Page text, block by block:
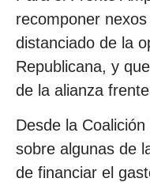
recomponer
distanciado de la
Republicana, y
de la alianza
Desde la
sobre algunas de
de financiar el